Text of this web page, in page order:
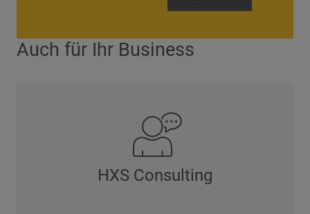
Auch für Ihr Business
HXS Consulting